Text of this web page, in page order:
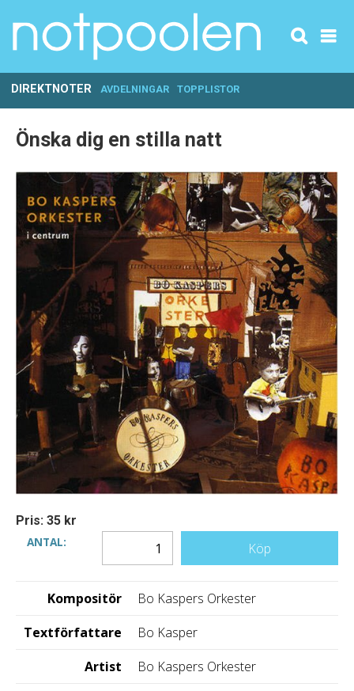
DIREKTNOTER AVDELNINGAR TOPPLISTOR
Önska dig en stilla natt
Pris: 35 kr
ANTAL:
Köp
Kompositör
Bo Kaspers Orkester
Textförfattare
Bo Kasper
Artist
Bo Kaspers Orkester